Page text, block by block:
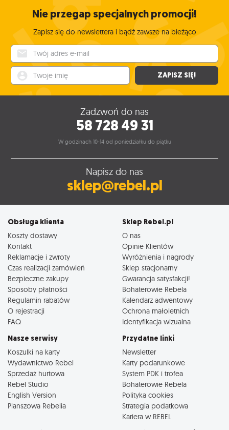
Nie przegap specjalnych promocji!
Zapisz się do newslettera i bądź zawsze na bieżąco
ZAPISZ SIĘ!
Zadzwoń do nas
58 728 49 31
W godzinach 10-14 od poniedziałku do piątku
Napisz do nas
sklep@rebel.pl
Obsługa klienta
Koszty dostawy
Kontakt
Reklamacje i zwroty
Czas realizacji zamówień
Bezpieczne zakupy
Sposoby płatności
Regulamin rabatów
O rejestracji
FAQ
Sklep Rebel.pl
O nas
Opinie Klientów
Wyróżnienia i nagrody
Sklep stacjonarny
Gwarancja satysfakcji!
Bohaterowie Rebela
Kalendarz adwentowy
Ochrona małoletnich
Identyfikacja wizualna
Nasze serwisy
Koszulki na karty
Wydawnictwo Rebel
Sprzedaż hurtowa
Rebel Studio
English Version
Planszowa Rebelia
Przydatne linki
Newsletter
Karty podarunkowe
System PDK i trofea
Bohaterowie Rebela
Polityka cookies
Strategia podatkowa
Kariera w REBEL